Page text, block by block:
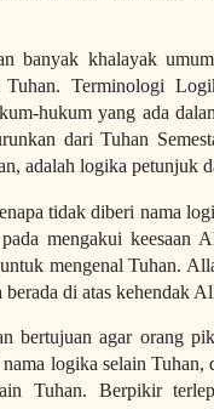
banyak khalayak
Terminologi
hukum yang ada
dari Tuhan
adalah logika petunjuk
tidak diberi nama
mengakui keesaan
mengenal Tuhan.
di atas kehendak
bertujuan agar orang
logika selain
Tuhan. Berpikir